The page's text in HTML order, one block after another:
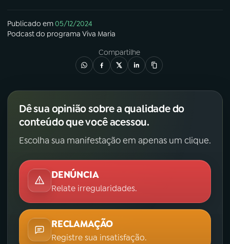
Publicado em05/12/2024
Podcastdo programa Viva Maria
Compartilhe
Dê sua opinião sobre a qualidade do
conteúdo que você acessou.
Escolha sua manifestação em apenas um clique.
DENÚNCIA
Relate irregularidades.
RECLAMAÇÃO
Registre sua insatisfação.